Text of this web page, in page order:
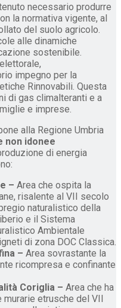
necessario produrre
la normativa vigente, al
del suolo agricolo.
alle dinamiche
sostenibile.
impegno per la
Rinnovabili. Questa
di gas climalteranti e a
e imprese.
alla Regione Umbria
non idonee
di energia
– Area che ospita la
risalente al VII secolo
naturalistico della
e il Sistema
Ambientale
di zona DOC Classica.
– Area sovrastante la
ricompresa e confinante
Coriglia – Area che ha
etrusche del VII